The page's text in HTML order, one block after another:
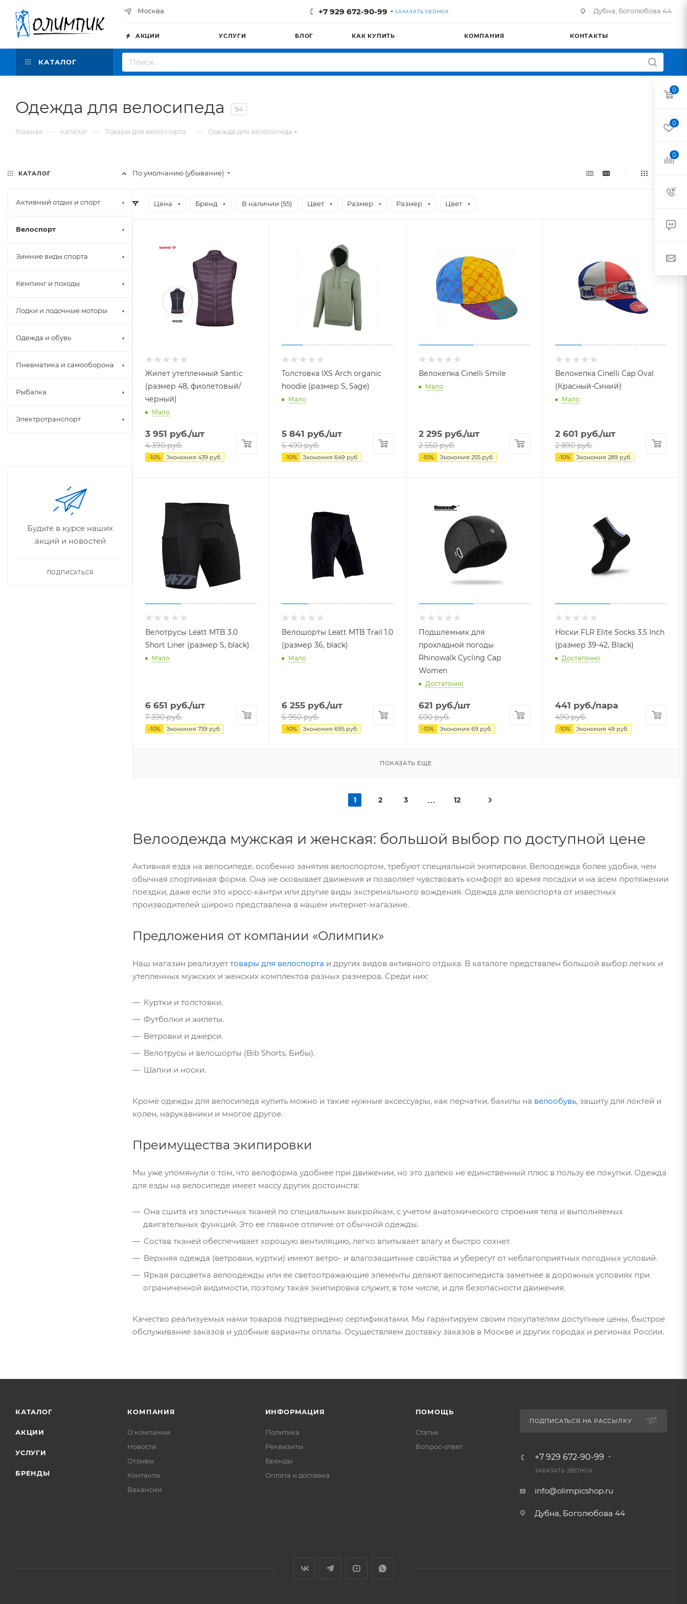
Москва +7 929 672-90-99 ЗАКАЗАТЬ ЗВОНОК Дубна, Боголюбова 44
АКЦИИ УСЛУГИ БЛОГ КАК КУПИТЬ КОМПАНИЯ КОНТАКТЫ
КАТАЛОГ
Одежда для велосипеда 94
Главная — Каталог — Товары для велоспорта — Одежда для велосипеда
По умолчанию (убывание)
Цена Бренд В наличии (55) Цвет Размер Размер Цвет
Жилет утепленный Santic
(размер 48, фиолетовый/
черный)
Мало
3 951 руб./шт
4 390руб.
-10% Экономия 439 руб.
Толстовка IXS Arch organic
hoodie (размер S, Sage)
Мало
5 841 руб./шт
6 490руб.
-10% Экономия649 руб.
Велокепка Cinelli Smile
Мало
2 295руб./шт
2 550руб.
-10% Экономия 255руб.
Велокепка Cinelli Cap Oval
(Красный-Синий)
Мало
2 601 руб./шт
2 890руб.
-10% Экономия 289 руб.
Велотрусы Leatt MTB 3.0
Short Liner (размер S, black)
Мало
6 651 руб./шт
7 390руб.
-10% Экономия 739 руб.
Велошорты Leatt MTB Trail 1.0
(размер 36, black)
Мало
6 255 руб./шт
6 950руб.
-10% Экономия695 руб.
Подшлемник для
прохладной погоды
Rhinowalk Cycling Cap
Women
Достаточно
621 руб./шт
690руб.
-10% Экономия 69 руб.
Носки FLR Elite Socks 3.5 Inch
(размер 39-42, Black)
Достаточно
441 руб./пара
490руб.
-10% Экономия 49 руб.
ПОКАЗАТЬ ЕЩЕ
1 2 3 12
Велоодежда мужская и женская: большой выбор по доступной цене
Активная езда на велосипеде, особенно занятия велоспортом, требуют специальной экипировки. Велоодежда более удобна, чем
обычная спортивная форма. Она не сковывает движения и позволяет чувствовать комфорт во время посадки и на всем протяжении
поездки, даже если это кросс-кантри или другие виды экстремального вождения. Одежда для велоспорта от известных
производителей широко представлена в нашем интернет-магазине.
Предложения от компании «Олимпик»
Наш магазин реализует товары для велоспорта и других видов активного отдыха. В каталоге представлен большой выбор легких и
утепленных мужских и женских комплектов разных размеров. Среди них:
Куртки и толстовки.
Футболки и жилеты.
Ветровки и джерси.
Велотрусы и велошорты (Bib Shorts, Бибы).
Шапки и носки.
Кроме одежды для велосипеда купить можно и такие нужные аксессуары, как перчатки, бахилы на велообувь, защиту для локтей и
колен, нарукавники и многое другое.
Преимущества экипировки
Мы уже упомянули о том, что велоформа удобнее при движении, но это далеко не единственный плюс в пользу ее покупки. Одежда
для езды на велосипеде имеет массу других достоинств:
Она сшита из эластичных тканей по специальным выкройкам, с учетом анатомического строения тела и выполняемых
двигательных функций. Это ее главное отличие от обычной одежды.
Состав тканей обеспечивает хорошую вентиляцию, легко впитывает влагу и быстро сохнет.
Верхняя одежда (ветровки, куртки) имеют ветро- и влагозащитные свойства и уберегут от неблагоприятных погодных условий.
Яркая расцветка велоодежды или ее светоотражающие элементы делают велосипедиста заметнее в дорожных условиях при
ограниченной видимости, поэтому такая экипировка служит, в том числе, и для безопасности движения.
Качество реализуемых нами товаров подтверждено сертификатами. Мы гарантируем своим покупателям доступные цены, быстрое
обслуживание заказов и удобные варианты оплаты. Осуществляем доставку заказов в Москве и других городах и регионах России.
КАТАЛОГ
Активный отдых и спорт
Велоспорт
Зимние виды спорта
Кемпинг и походы
Лодки и лодочные моторы
Одежда и обувь
Пневматика и самооборона
Рыбалка
Электротранспорт
Будьте в курсе наших
акций и новостей
ПОДПИСАТЬСЯ
КАТАЛОГ
АКЦИИ
УСЛУГИ
БРЕНДЫ
КОМПАНИЯ
О компании
Новости
Отзывы
Контакты
Вакансии
ИНФОРМАЦИЯ
Политика
Реквизиты
Бренды
Оплата и доставка
ПОМОЩЬ
Статьи
Вопрос-ответ
ПОДПИСАТЬСЯ НА РАССЫЛКУ
+7 929 672-90-99
ЗАКАЗАТЬ ЗВОНОК
info@olimpicshop.ru
Дубна, Боголюбова 44
0
0
0